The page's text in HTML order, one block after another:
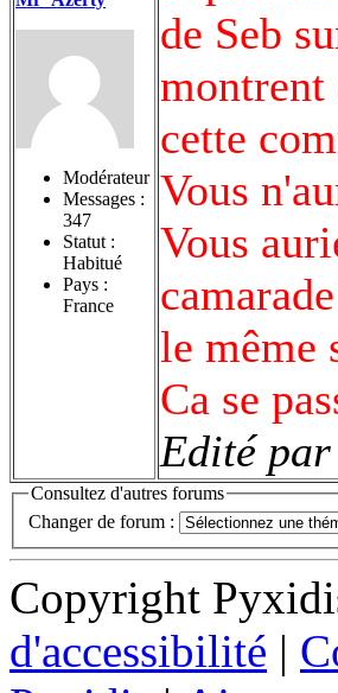
Modérateur
Messages :
347
Statut :
Habitué
Pays :
France
de Seb
montrent
cette
Vous
Vous
le même
Ca se
Edité
Consultez d'autres forums
Changer de forum :
Copyright
d'accessibilité |